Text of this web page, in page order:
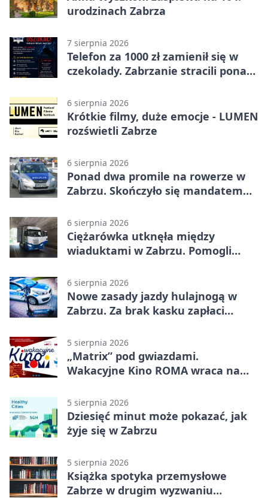
urodzinach Zabrza
7 sierpnia 2026
Telefon za 1000 zł zamienił się w
czekolady. Zabrzanie stracili ponad
6 sierpnia 2026
Krótkie filmy, duże emocje - LUMEN
rozświetli Zabrze
6 sierpnia 2026
Ponad dwa promile na rowerze w
Zabrzu. Skończyło się mandatem
6 sierpnia 2026
Ciężarówka utknęła między
wiaduktami w Zabrzu. Pomogli
6 sierpnia 2026
Nowe zasady jazdy hulajnogą w
Zabrzu. Za brak kasku zapłaci
5 sierpnia 2026
„Matrix” pod gwiazdami.
Wakacyjne Kino ROMA wraca na
5 sierpnia 2026
Dziesięć minut może pokazać, jak
żyje się w Zabrzu
5 sierpnia 2026
Książka spotyka przemysłowe
Zabrze w drugim wyzwaniu